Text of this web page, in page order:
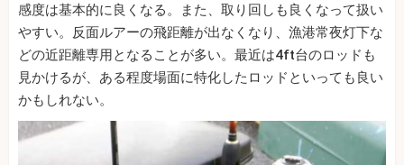
感度は基本的に良くなる。また、取り回しも良くなって扱い
やすい。反面ルアーの飛距離が出なくなり、漁港常夜灯下な
どの近距離専用となることが多い。最近は4ft台のロッドも
見かけるが、ある程度場面に特化したロッドといっても良い
かもしれない。